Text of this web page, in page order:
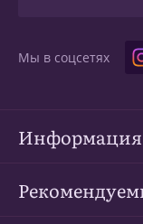
Мы в соцсетях
Информация